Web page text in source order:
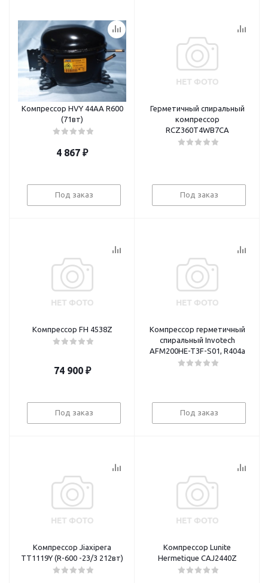
Компрессор НVY 44AA R600
(71вт)
4 867 ₽
Под заказ
Герметичный спиральный
компрессор
RCZ360T4WB7CA
Под заказ
Компрессор FH 4538Z
74 900₽
Под заказ
Компрессор герметичный
спиральный Invotech
AFM200HE-T3F-S01, R404a
Под заказ
Компрессор Jiaxipera
TT1119Y (R-600 -23/3 212вт)
Компрессор Lunite
Hermetique CAJ2440Z